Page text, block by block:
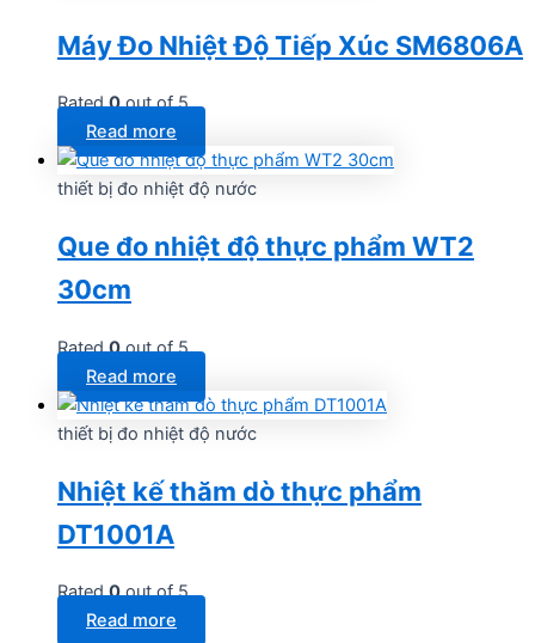
Máy Đo Nhiệt Độ Tiếp Xúc SM6806A
Rated0out of 5
Read more
thiết bị đo nhiệt độ nước
Que đo nhiệt độ thực phẩm WT2
30cm
Rated0out of 5
Read more
thiết bị đo nhiệt độ nước
Nhiệt kế thăm dò thực phẩm
DT1001A
Rated0out of 5
Read more